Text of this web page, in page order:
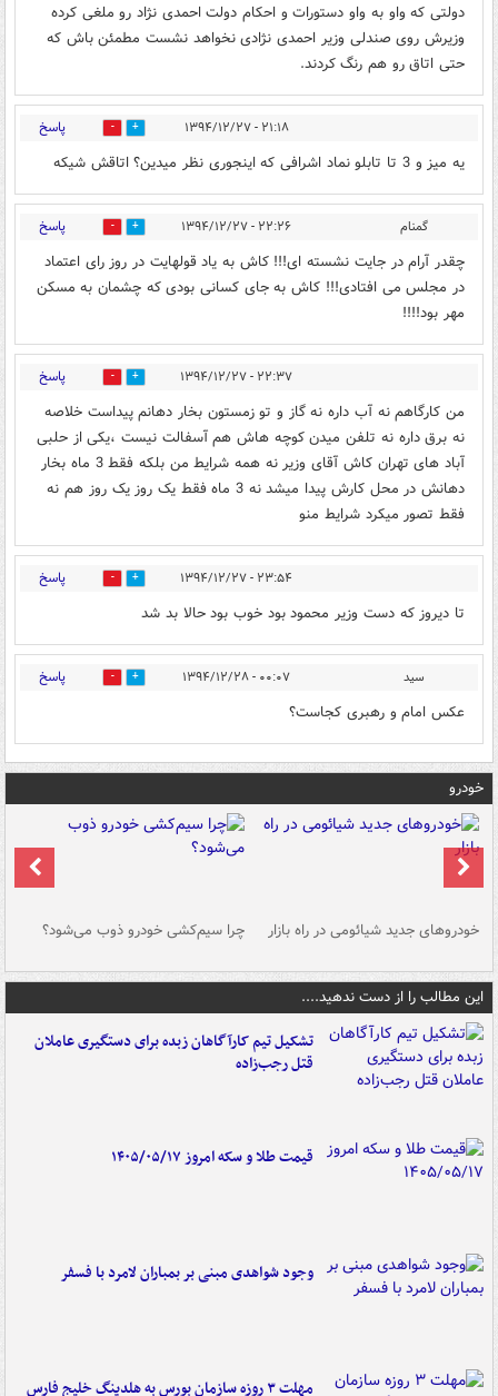
دولتی که واو به واو دستورات و احکام دولت احمدی نژاد رو ملغی کرده
وزیرش روی صندلی وزیر احمدی نژادی نخواهد نشست مطمئن باش که
حتی اتاق رو هم رنگ کردند.
۲۱:۱۸ - ۱۳۹۴/۱۲/۲۷ 0 پاسخ
یه میز و 3 تا تابلو نماد اشرافی که اینجوری نظر میدین؟ اتاقش شیکه
گمنام ۲۲:۲۶ - ۱۳۹۴/۱۲/۲۷ 0 پاسخ
چقدر آرام در جایت نشسته ای!!! کاش به یاد قولهایت در روز رای اعتماد
در مجلس می افتادی!!! کاش به جای کسانی بودی که چشمان به مسکن
مهر بود!!!!
۲۲:۳۷ - ۱۳۹۴/۱۲/۲۷ 0 پاسخ
من کارگاهم نه آب داره نه گاز و تو زمستون بخار دهانم پیداست خلاصه
نه برق داره نه تلفن میدن کوچه هاش هم آسفالت نیست ،یکی از حلبی
آباد های تهران کاش آقای وزیر نه همه شرایط من بلکه فقط 3 ماه بخار
دهانش در محل کارش پیدا میشد نه 3 ماه فقط یک روز یک روز هم نه
فقط تصور میکرد شرایط منو
۲۳:۵۴ - ۱۳۹۴/۱۲/۲۷ 1 پاسخ
تا دیروز که دست وزیر محمود بود خوب بود حالا بد شد
سید ۰۰:۰۷ - ۱۳۹۴/۱۲/۲۸ 0 پاسخ
عکس امام و رهبری کجاست؟
خودرو
خودروهای جدید شیائومی در راه بازار چرا سیم‌کشی خودرو ذوب می‌شود؟
این مطالب را از دست ندهید....
تشکیل تیم کارآگاهان زبده برای دستگیری عاملان
قتل رجب‌زاده
قیمت طلا و سکه امروز ۱۴۰۵/۰۵/۱۷
وجود شواهدی مبنی بر بمباران لامرد با فسفر
مهلت ۳ روزه سازمان بورس به هلدینگ خلیج فارس